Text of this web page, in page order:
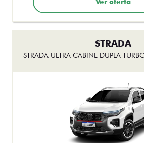
STRADA
STRADA ULTRA CABINE DUPLA